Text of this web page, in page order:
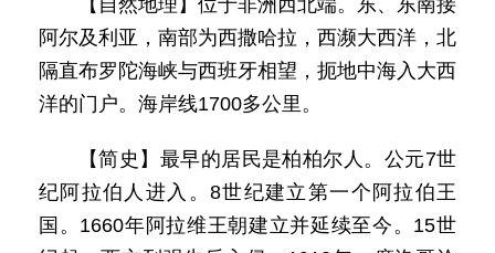
【自然地理】位于非洲西北端。东、东南接
阿尔及利亚，南部为西撒哈拉，西濒大西洋，北
隔直布罗陀海峡与西班牙相望，扼地中海入大西
洋的门户。海岸线1700多公里。
【简史】最早的居民是柏柏尔人。公元7世
纪阿拉伯人进入。8世纪建立第一个阿拉伯王
国。1660年阿拉维王朝建立并延续至今。15世